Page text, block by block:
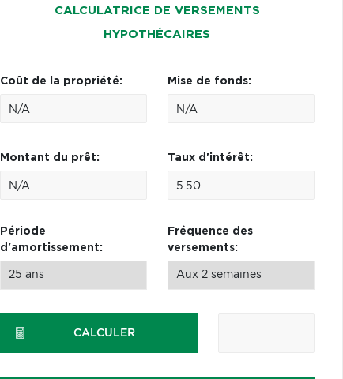
CALCULATRICE DE VERSEMENTS
HYPOTHÉCAIRES
Coût de la propriété: Mise de fonds:
Montant du prêt: Taux d'intérêt:
Période
d'amortissement:
Fréquence des
versements:
CALCULER